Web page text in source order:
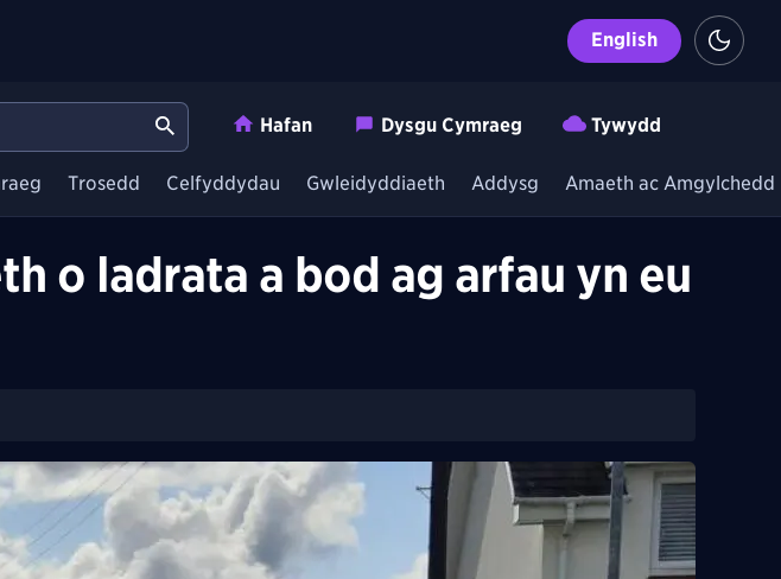
English
Hafan Dysgu Cymraeg Tywydd
Trosedd Celfyddydau Gwleidyddiaeth Addysg Amaeth ac Amgylchedd
o ladrata a bod ag arfau yn eu